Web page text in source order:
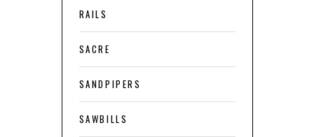
RAILS
SACRE
SANDPIPERS
SAWBILLS